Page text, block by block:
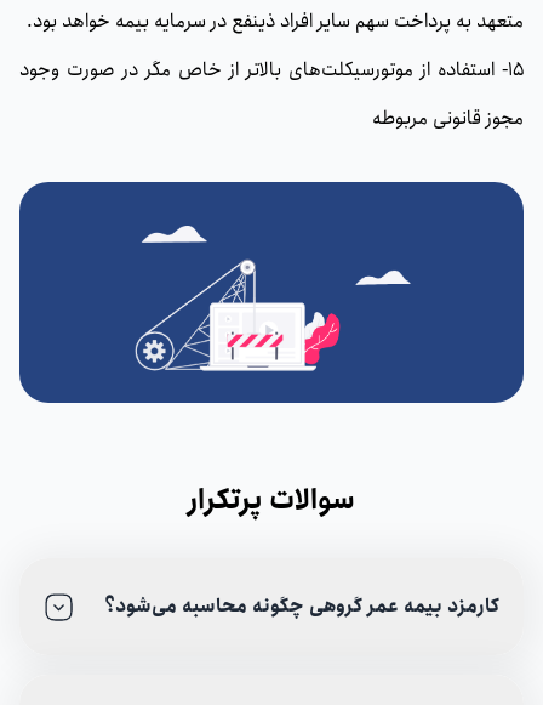
متعهد به پرداخت سهم سایر افراد ذینفع در سرمایه بیمه خواهد بود.
15- استفاده از موتورسیکلت‌های بالاتر از خاص مگر در صورت وجود
مجوز قانونی مربوطه
سوالات پرتکرار
کارمزد بیمه عمر گروهی چگونه محاسبه می‌شود؟